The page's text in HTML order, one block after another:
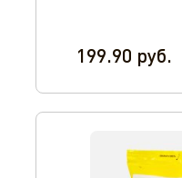
199.90 руб.